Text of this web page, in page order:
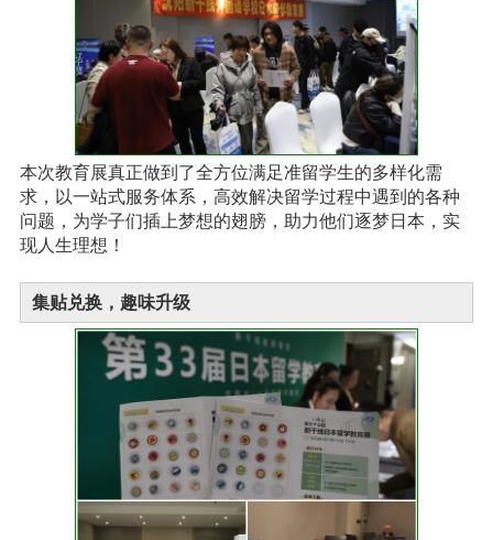
本次教育展真正做到了全方位满足准留学生的多样化需
求，以一站式服务体系，高效解决留学过程中遇到的各种
问题，为学子们插上梦想的翅膀，助力他们逐梦日本，实
现人生理想！
集贴兑换，趣味升级